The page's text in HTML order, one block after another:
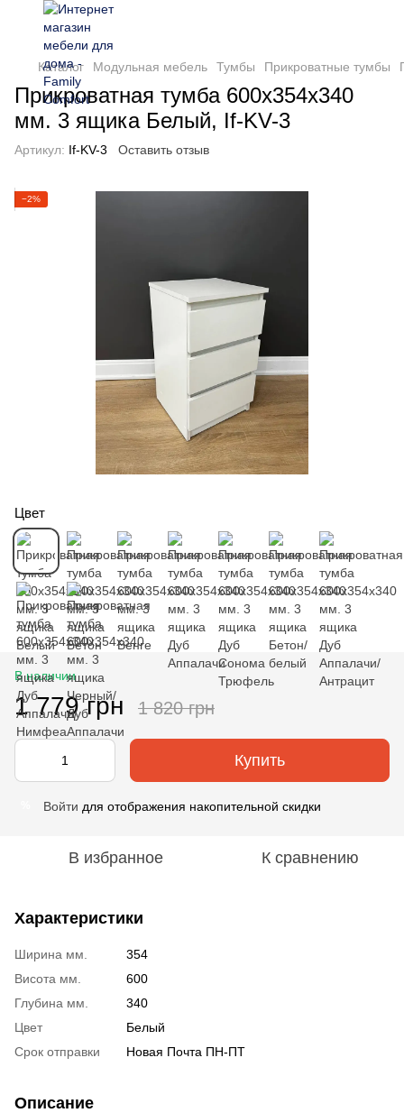
Каталог Модульная мебель Тумбы Прикроватные тумбы
Прикроватная тумба 600х354х340
мм. 3 ящика Белый, If-KV-3
Артикул: If-KV-3 Оставить отзыв
−2%
Цвет
В наличии
1 779 грн 1 820 грн
Купить
Войти для отображения накопительной скидки
В избранное К сравнению
Характеристики
Ширина мм.
354
Висота мм.
600
Глубина мм.
340
Цвет
Белый
Срок отправки
Новая Почта ПН-ПТ
Описание